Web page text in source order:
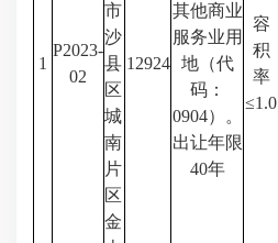
1
P2023-
02
市
沙
县
区
城
南
片
区
金
12924
其他商业
服务业用
地（代
码：
0904）。
出让年限
40年
容
积
率
≤1.0